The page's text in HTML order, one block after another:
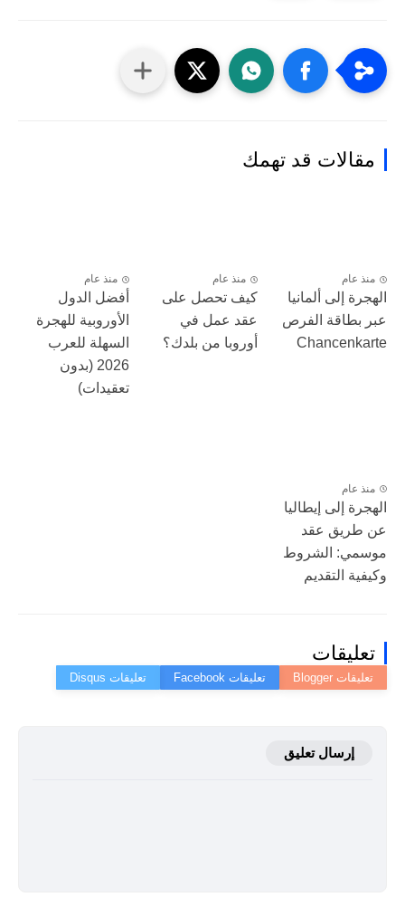
مقالات قد تهمك
منذ عام
الهجرة إلى ألمانيا
عبر بطاقة الفرص
Chancenkarte
منذ عام
كيف تحصل على
عقد عمل في
أوروبا من بلدك؟
منذ عام
أفضل الدول
الأوروبية للهجرة
السهلة للعرب
2026 (بدون
تعقيدات)
منذ عام
الهجرة إلى إيطاليا
عن طريق عقد
موسمي: الشروط
وكيفية التقديم
تعليقات
إرسال تعليق